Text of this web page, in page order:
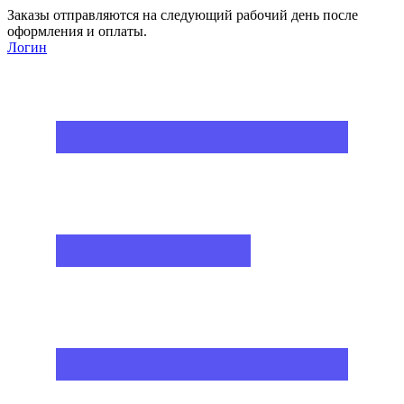
Заказы отправляются на следующий рабочий день после
оформления и оплаты.
Логин